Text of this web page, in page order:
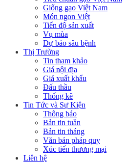
Giống gạo Việt Nam
Món ngon Việt
Tiến độ sản xuất
Vụ mùa
Dự báo sâu bệnh
Thị Trường
Tin tham khảo
Giá nội địa
Giá xuất khẩu
Đấu thầu
Thống kê
Tin Tức và Sự Kiện
Thông báo
Bản tin tuần
Bản tin tháng
Văn bản pháp quy
Xúc tiến thương mại
Liên hệ